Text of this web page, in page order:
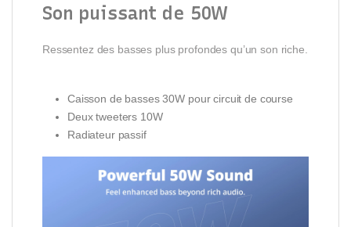
Son puissant de 50W
Ressentez des basses plus profondes qu’un son riche.
Caisson de basses 30W pour circuit de course
Deux tweeters 10W
Radiateur passif